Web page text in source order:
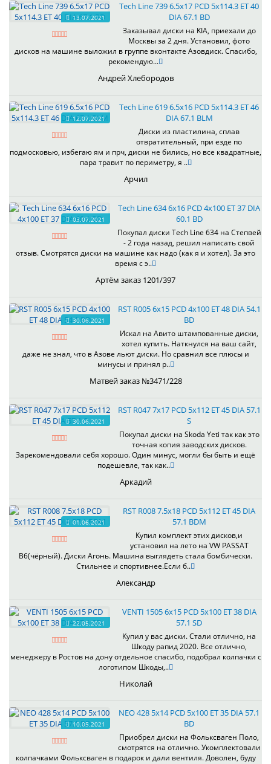
13.07.2021
Tech Line 739 6.5x17 PCD 5x114.3 ET 40
DIA 67.1 BD
Заказывал диски на KIA, приехали до
Москвы за 2 дня. Установил, фото
дисков на машине выложил в группе вконтакте Азовдиск. Спасибо,
рекомендую...
Андрей Хлебородов
12.07.2021
Tech Line 619 6.5x16 PCD 5x114.3 ET 46
DIA 67.1 BLM
Диски из пластилина, сплав
отвратительный, при езде по
подмосковью, избегаю ям и прч, диски не бились, но все квадратные,
пара травит по периметру, я ..
Арчил
03.07.2021
Tech Line 634 6x16 PCD 4x100 ET 37 DIA
60.1 BD
Покупал диски Tech Line 634 на Степвей
- 2 года назад, решил написать свой
отзыв. Смотрятся диски на машине как надо (как я и хотел). За это
время с э..
Артём заказ 1201/397
30.06.2021
RST R005 6x15 PCD 4x100 ET 48 DIA 54.1
BD
Искал на Авито штампованные диски,
хотел купить. Наткнулся на ваш сайт,
даже не знал, что в Азове льют диски. Но сравнил все плюсы и
минусы и принял р..
Матвей заказ №3471/228
30.06.2021
RST R047 7x17 PCD 5x112 ET 45 DIA 57.1
S
Покупал диски на Skoda Yeti так как это
точная копия заводских дисков.
Зарекомендовали себя хорошо. Один минус, могли бы быть и ещё
подешевле, так как..
Аркадий
01.06.2021
RST R008 7.5x18 PCD 5x112 ET 45 DIA
57.1 BDM
Купил комплект этих дисков,и
установил на лето на VW PASSAT
B6(чёрный). Диски Агонь. Машина выглядеть стала бомбически.
Стильнее и спортивнее.Если б..
Александр
22.05.2021
VENTI 1505 6x15 PCD 5x100 ET 38 DIA
57.1 SD
Купил у вас диски. Стали отлично, на
Шкоду рапид 2020. Все отлично,
менеджеру в Ростов на дону отдельное спасибо, подобрал колпачки с
логотипом Шкоды,..
Николай
10.05.2021
NEO 428 5x14 PCD 5x100 ET 35 DIA 57.1
BD
Приобрел диски на Фольксваген Поло,
смотрятся на отлично. Укомплектовали
колпачками Фольксваген в подарок и дали вентиля. Доволен, буду